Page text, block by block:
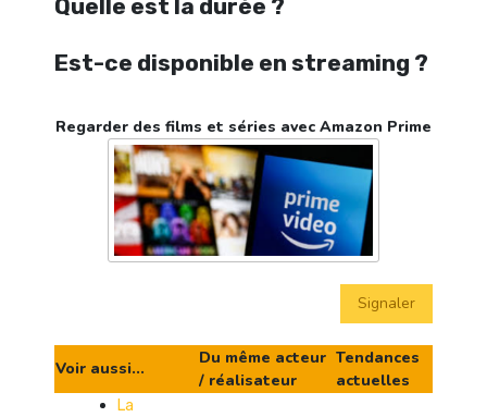
Quelle est la durée ?
Est-ce disponible en streaming ?
Regarder des films et séries avec Amazon Prime
Signaler
Voir aussi...
Du même acteur
/ réalisateur
Tendances
actuelles
La